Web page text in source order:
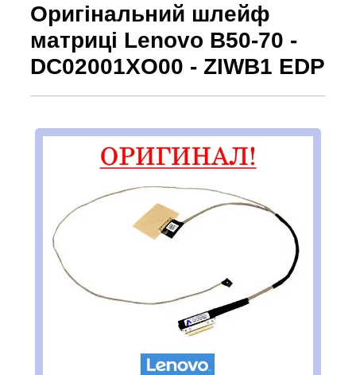
Оригінальний шлейф
матриці Lenovo B50-70 -
DC02001XO00 - ZIWB1 EDP